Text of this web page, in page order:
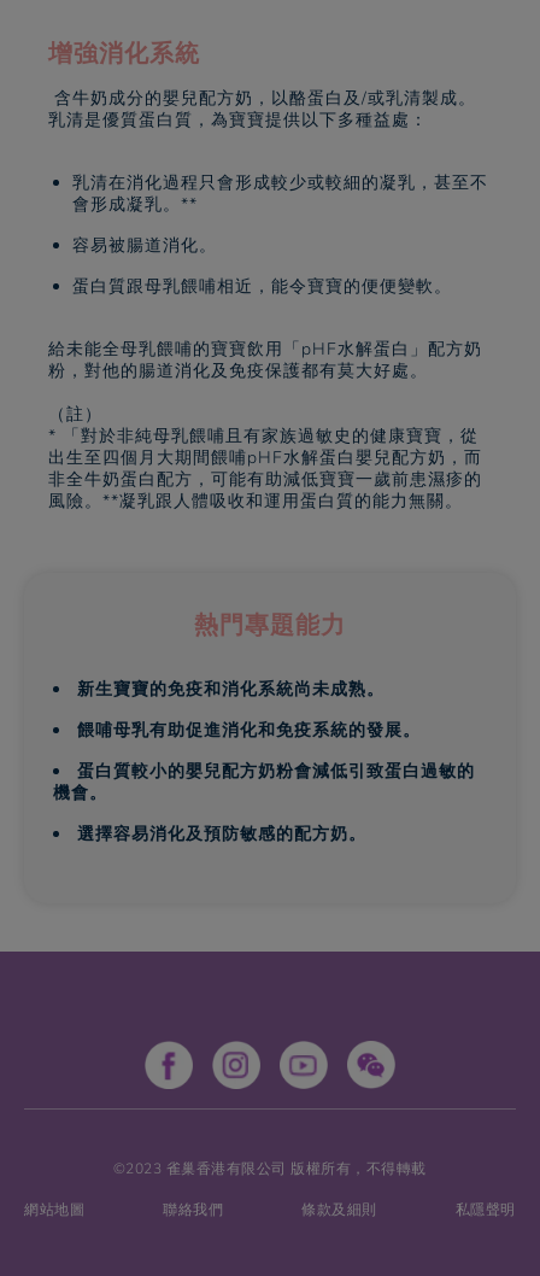
增強消化系統
含牛奶成分的嬰兒配方奶，以酪蛋白及/或乳清製成。
乳清是優質蛋白質，為寶寶提供以下多種益處：
乳清在消化過程只會形成較少或較細的凝乳，甚至不
會形成凝乳。**
容易被腸道消化。
蛋白質跟母乳餵哺相近，能令寶寶的便便變軟。
給未能全母乳餵哺的寶寶飲用「pHF水解蛋白」配方奶
粉，對他的腸道消化及免疫保護都有莫大好處。
（註）
* 「對於非純母乳餵哺且有家族過敏史的健康寶寶，從
出生至四個月大期間餵哺pHF水解蛋白嬰兒配方奶，而
非全牛奶蛋白配方，可能有助減低寶寶一歲前患濕疹的
風險。**凝乳跟人體吸收和運用蛋白質的能力無關。
熱門專題能力
新生寶寶的免疫和消化系統尚未成熟。
餵哺母乳有助促進消化和免疫系統的發展。
蛋白質較小的嬰兒配方奶粉會減低引致蛋白過敏的
機會。
選擇容易消化及預防敏感的配方奶。
©2023 雀巢香港有限公司 版權所有，不得轉載
網站地圖 聯絡我們 條款及細則 私隱聲明